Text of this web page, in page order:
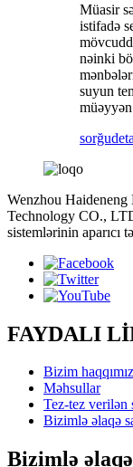
Müasir
istifadə
nəinki
suyun
sorğu
Wenzhou
Technology CO.,
sistemlərinin aparıcı
FAYDALI
Bizim
Məhsullar
Tez-tez verilən
Bizimlə əlaqə
Bizimlə